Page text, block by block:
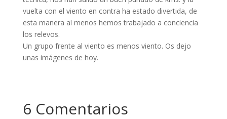
vuelta con el viento en contra ha estado divertida, de
esta manera al menos hemos trabajado a conciencia
los relevos.
Un grupo frente al viento es menos viento. Os dejo
unas imágenes de hoy.
6 Comentarios